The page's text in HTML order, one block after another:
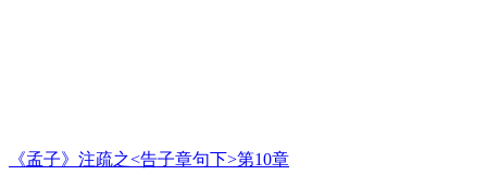
《孟子》注疏之<告子章句下>第10章